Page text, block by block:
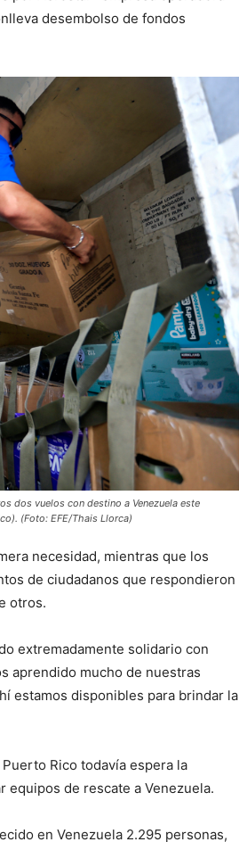
desembolso de fondos
dos vuelos con destino a Venezuela este
(Foto: EFE/Thais Llorca)
necesidad, mientras que los
de ciudadanos que respondieron
otros.
extremadamente solidario con
aprendido mucho de nuestras
estamos disponibles para brindar la
Rico todavía espera la
equipos de rescate a Venezuela.
en Venezuela 2.295 personas,